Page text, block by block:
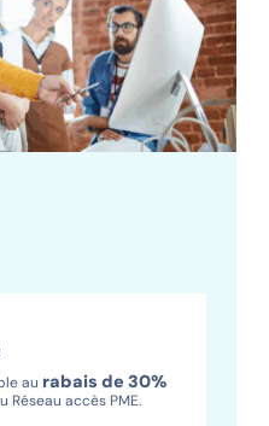
au rabais de 30%
Réseau accès PME.